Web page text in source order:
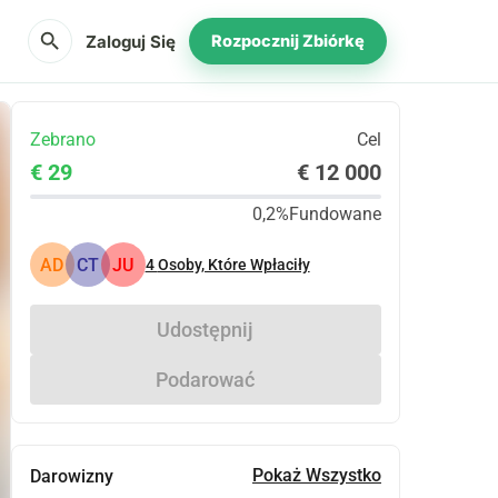
search Zaloguj Się Rozpocznij Zbiórkę
Zebrano Cel
€ 29 € 12 000
0,2%Fundowane
AD CT JU 4Osoby, Które Wpłaciły
Udostępnij
Podarować
Darowizny Pokaż Wszystko